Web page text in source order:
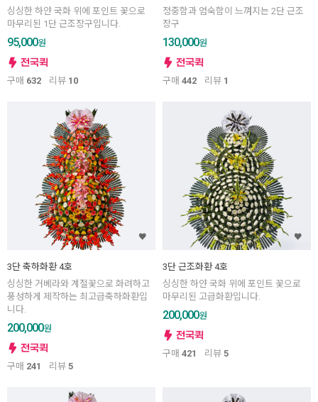
싱싱한 하얀 국화 위에 포인트 꽃으로
마무리된 1단 근조장구입니다.
95,000원
구매 632 리뷰 10
정중함과 엄숙함이 느껴지는 2단 근조
장구
130,000원
구매 442 리뷰 1
3단 축하화환 4호
싱싱한 거베라와 계절꽃으로 화려하고
풍성하게 제작하는 최고급축하화환입
니다.
200,000원
구매 241 리뷰 5
3단 근조화환 4호
싱싱한 하얀 국화 위에 포인트 꽃으로
마무리된 고급화환입니다.
200,000원
구매 421 리뷰 5